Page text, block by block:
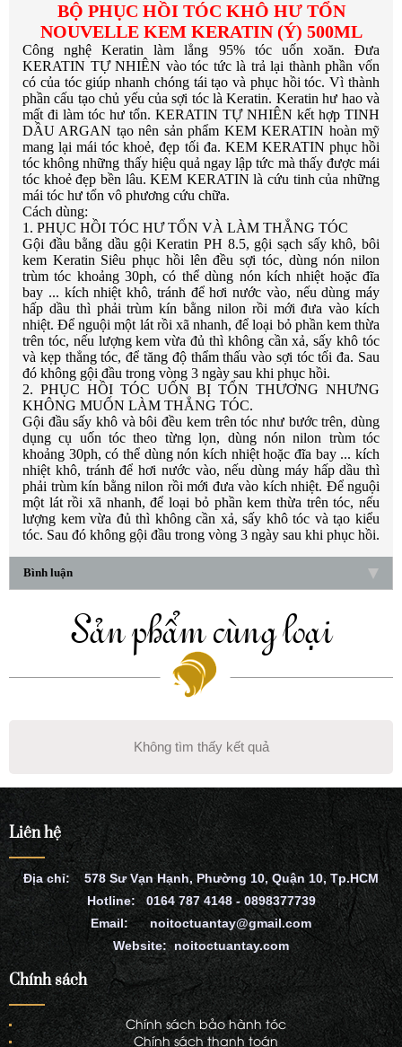
BỘ PHỤC HỒI TÓC KHÔ HƯ TỔN
NOUVELLE KEM KERATIN (Ý) 500ML
Công nghệ Keratin làm lẳng 95% tóc uốn xoăn. Đưa
KERATIN TỰ NHIÊN vào tóc tức là trả lại thành phần vốn
có của tóc giúp nhanh chóng tái tạo và phục hồi tóc. Vì thành
phần cấu tạo chủ yếu của sợi tóc là Keratin. Keratin hư hao và
mất đi làm tóc hư tổn. KERATIN TỰ NHIÊN kết hợp TINH
DẦU ARGAN tạo nên sản phẩm KEM KERATIN hoàn mỹ
mang lại mái tóc khoẻ, đẹp tối đa. KEM KERATIN phục hồi
tóc không những thấy hiệu quả ngay lập tức mà thấy được mái
tóc khoẻ đẹp bền lâu. KEM KERATIN là cứu tinh của những
mái tóc hư tổn vô phương cứu chữa.
Cách dùng:
1. PHỤC HỒI TÓC HƯ TỔN VÀ LÀM THẲNG TÓC
Gội đầu bằng dầu gội Keratin PH 8.5, gội sạch sấy khô, bôi
kem Keratin Siêu phục hồi lên đều sợi tóc, dùng nón nilon
trùm tóc khoảng 30ph, có thể dùng nón kích nhiệt hoặc đĩa
bay ... kích nhiệt khô, tránh để hơi nước vào, nếu dùng máy
hấp dầu thì phải trùm kín bằng nilon rồi mới đưa vào kích
nhiệt. Để nguội một lát rồi xã nhanh, để loại bỏ phần kem thừa
trên tóc, nếu lượng kem vừa đủ thì không cần xả, sấy khô tóc
và kẹp thẳng tóc, để tăng độ thẩm thấu vào sợi tóc tối đa. Sau
đó không gội đầu trong vòng 3 ngày sau khi phục hồi.
2. PHỤC HỒI TÓC UỐN BỊ TỔN THƯƠNG NHƯNG
KHÔNG MUỐN LÀM THẲNG TÓC.
Gội đầu sấy khô và bôi đều kem trên tóc như bước trên, dùng
dụng cụ uốn tóc theo từng lọn, dùng nón nilon trùm tóc
khoảng 30ph, có thể dùng nón kích nhiệt hoặc đĩa bay ... kích
nhiệt khô, tránh để hơi nước vào, nếu dùng máy hấp dầu thì
phải trùm kín bằng nilon rồi mới đưa vào kích nhiệt. Để nguội
một lát rồi xã nhanh, để loại bỏ phần kem thừa trên tóc, nếu
lượng kem vừa đủ thì không cần xả, sấy khô tóc và tạo kiểu
tóc. Sau đó không gội đầu trong vòng 3 ngày sau khi phục hồi.
Bình luận
Sản phẩm cùng loại
Không tìm thấy kết quả
Liên hệ
Địa chỉ: 578 Sư Vạn Hạnh, Phường 10, Quận 10, Tp.HCM
Hotline: 0164 787 4148 - 0898377739
Email: noitoctuantay@gmail.com
Website: noitoctuantay.com
Chính sách
Chính sách bảo hành tóc
Chính sách thanh toán